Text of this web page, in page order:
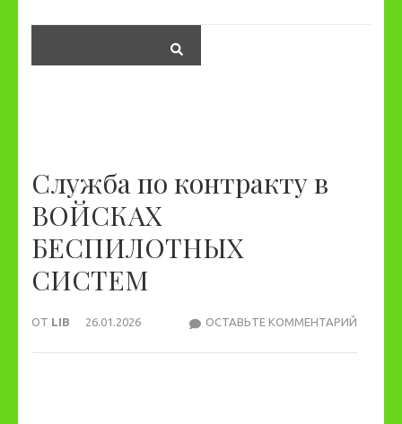
Служба по контракту в
ВОЙСКАХ
БЕСПИЛОТНЫХ
СИСТЕМ
ОТ LIB 26.01.2026 ОСТАВЬТЕ КОММЕНТАРИЙ